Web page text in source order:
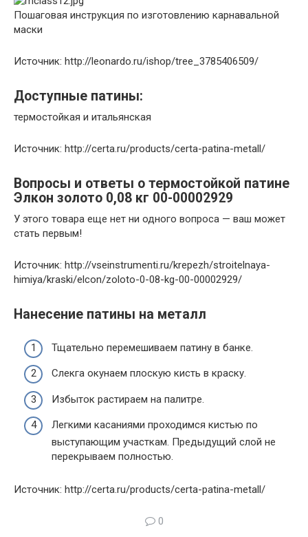
Пошаговая инструкция по изготовлению карнавальной
маски
Источник: http://leonardo.ru/ishop/tree_3785406509/
Доступные патины:
термостойкая и итальянская
Источник: http://certa.ru/products/certa-patina-metall/
Вопросы и ответы о термостойкой патине
Элкон золото 0,08 кг 00-00002929
У этого товара еще нет ни одного вопроса — ваш может
стать первым!
Источник: http://vseinstrumenti.ru/krepezh/stroitelnaya-
himiya/kraski/elcon/zoloto-0-08-kg-00-00002929/
Нанесение патины на металл
Тщательно перемешиваем патину в банке.
Слекга окунаем плоскую кисть в краску.
Избыток растираем на палитре.
Легкими касаниями проходимся кистью по
выступающим участкам. Предыдущий слой не
перекрываем полностью.
Источник: http://certa.ru/products/certa-patina-metall/
0